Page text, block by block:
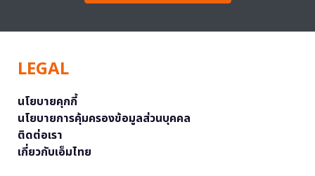
LEGAL
นโยบายคุกกี้
นโยบายการคุ้มครองข้อมูลส่วนบุคคล
ติดต่อเรา
เกี่ยวกับเอ็มไทย